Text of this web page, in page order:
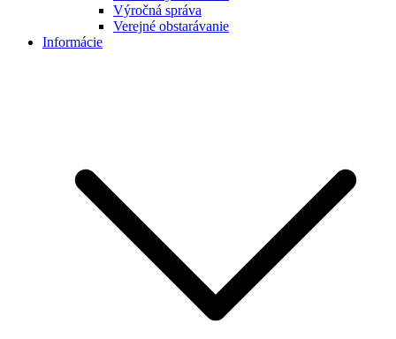
Výročná správa
Verejné obstarávanie
Informácie